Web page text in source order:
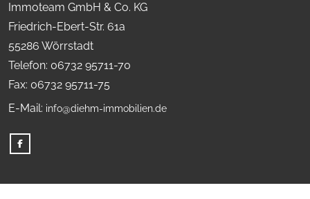
Immoteam GmbH & Co. KG
Friedrich-Ebert-Str. 61a
55286 Wörrstadt
Telefon: 06732 95711-70
Fax: 06732 95711-75
E-Mail: info@diehm-immobilien.de